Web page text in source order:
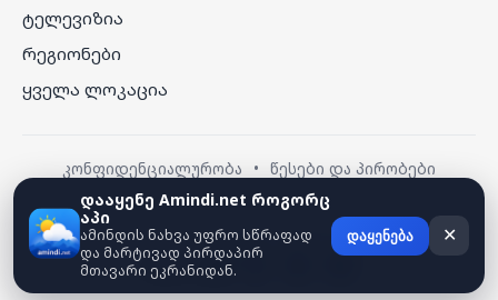
ტელევიზია
რეგიონები
ყველა ლოკაცია
კონფიდენციალურობა • წესები და პირობები
© 2026 amindi.net — ყველა უფლება დაცულია.
დააყენე Amindi.net როგორც
აპი
ამინდის ნახვა უფრო სწრაფად
და მარტივად პირდაპირ
მთავარი ეკრანიდან.
დაყენება ✕